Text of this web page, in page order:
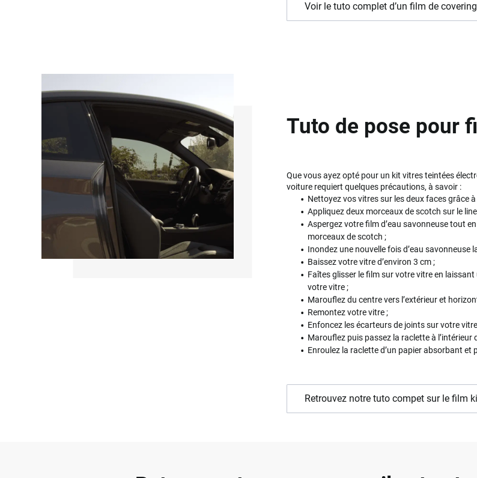
Voir le tuto complet d’un film de covering
Tuto de pose pour
Que vous ayez opté pour un kit vitres teintées
voiture requiert quelques précautions, à savoir :
Nettoyez vos vitres sur les deux faces grâce à
Appliquez deux morceaux de scotch sur le
Aspergez votre film d’eau savonneuse tout
morceaux de scotch ;
Inondez une nouvelle fois d’eau savonneuse
Baissez votre vitre d’environ 3 cm ;
Faîtes glisser le film sur votre vitre en
votre vitre ;
Marouflez du centre vers l’extérieur et
Remontez votre vitre ;
Enfoncez les écarteurs de joints sur votre
Marouflez puis passez la raclette à l’intérieur
Enroulez la raclette d’un papier absorbant
Retrouvez notre tuto compet sur le film